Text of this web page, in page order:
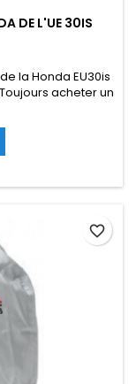
DE L'UE 30IS
la Honda EU30is
acheter un
la garantie.
favorite_border